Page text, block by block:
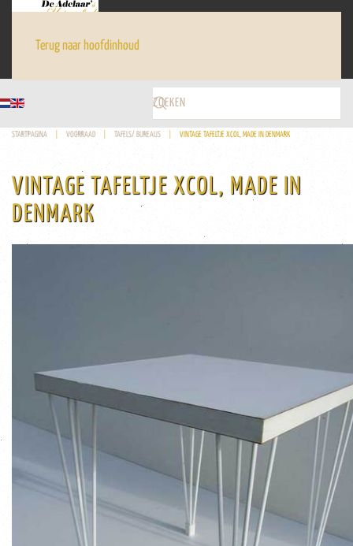
Terug naar hoofdinhoud
STARTPAGINA VOORRAAD TAFELS/ BUREAUS VINTAGE TAFELTJE XCOL, MADE IN DENMARK
VINTAGE TAFELTJE XCOL, MADE IN
DENMARK